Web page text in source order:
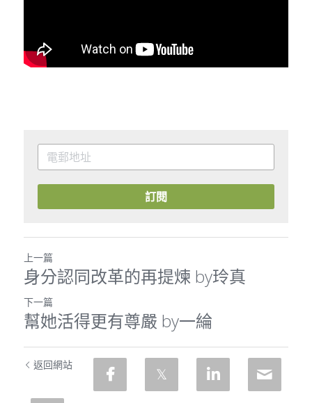
訂閱
上一篇
身分認同改革的再提煉 by玲真
下一篇
幫她活得更有尊嚴 by一綸
返回網站